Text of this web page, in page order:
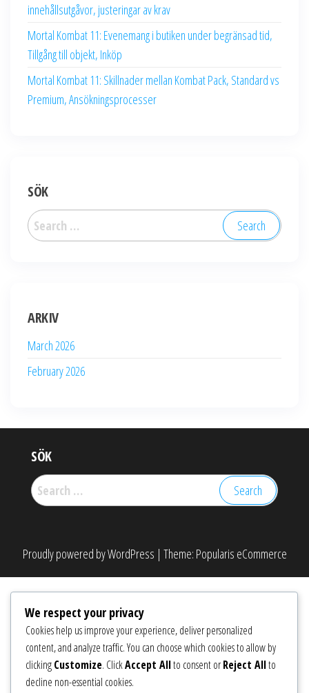
innehållsutgåvor, justeringar av krav
Mortal Kombat 11: Evenemang i butiken under begränsad tid,
Tillgång till objekt, Inköp
Mortal Kombat 11: Skillnader mellan Kombat Pack, Standard vs
Premium, Ansökningsprocesser
SÖK
Search
for:
ARKIV
March 2026
February 2026
SÖK
Search
for:
Proudly powered byWordPress | Theme: Popularis eCommerce
We respect your privacy
Cookies help us improve your experience, deliver personalized
content, and analyze traffic. You can choose which cookies to allow by
clickingCustomize. ClickAccept Allto consent orReject Allto
decline non-essential cookies.